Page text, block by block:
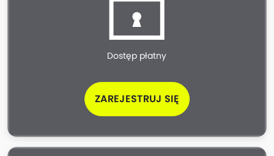
Dostęp płatny
ZAREJESTRUJ SIĘ